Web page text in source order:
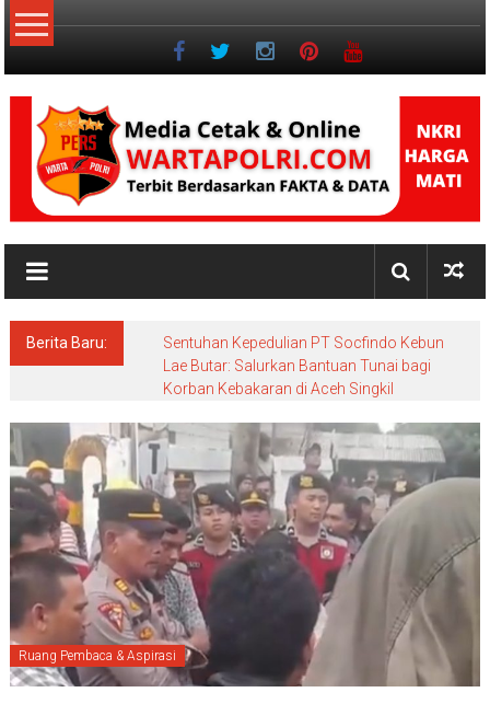
Lompat
ke
NKRI
Jurnalisme
Berita Baru:
Sentuhan Kepedulian PT Socfindo Kebun
Lae Butar: Salurkan Bantuan Tunai bagi
Korban Kebakaran di Aceh Singkil
Ruang Pembaca & Aspirasi